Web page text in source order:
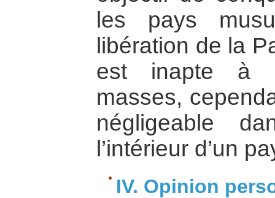
les pays
libération de la
est inapte à
masses,
négligeable
l’intérieur d’un
IV. Opinion